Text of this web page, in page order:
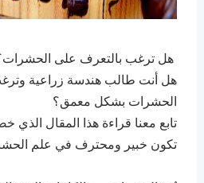
هل ترغب بالتعرف على
هل أنت طالب هندسة زراعية
الحشرات بشكل معمق؟
تابع معنا قراءة هذا المقال
تكون خبير ومحترف في علم